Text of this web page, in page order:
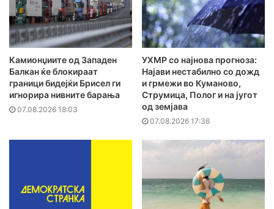
Камионџиите од Западен
Балкан ќе блокираат
граници бидејќи Брисел ги
игнорира нивните барања
07.08.2026 18:03
УХМР со најнова прогноза:
Најави нестабилно со дожд
и грмежи во Куманово,
Струмица, Полог и на југот
од земјава
07.08.2026 17:36